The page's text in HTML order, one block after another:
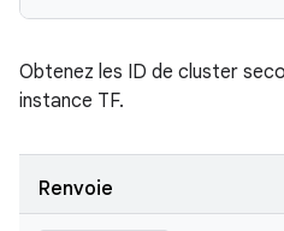
Obtenez les ID de cluster
instance TF.
Renvoie